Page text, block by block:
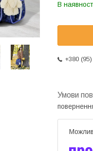
В
+380